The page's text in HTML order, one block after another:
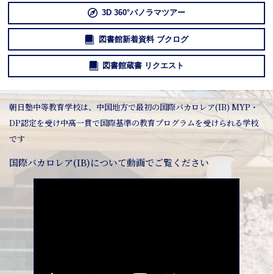
3D 360°パノラマツアー
図書館新着資料 ブクログ
図書館蔵書 リクエスト
朝日塾中等教育学校は、中国地方で最初の国際バカロレア(IB) MYP・
DP認定を受け中高一貫で国際基準の教育プログラムを受けられる学校
です
国際バカロレア(IB)について動画でご覧ください